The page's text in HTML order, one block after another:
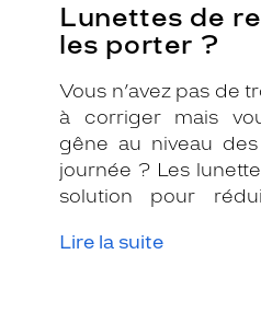
Lunettes de
les porter ?
Vous n’avez pas de
à corriger mais
gêne au niveau
journée ? Les
solution pour
quelles occasions
Lire la suite